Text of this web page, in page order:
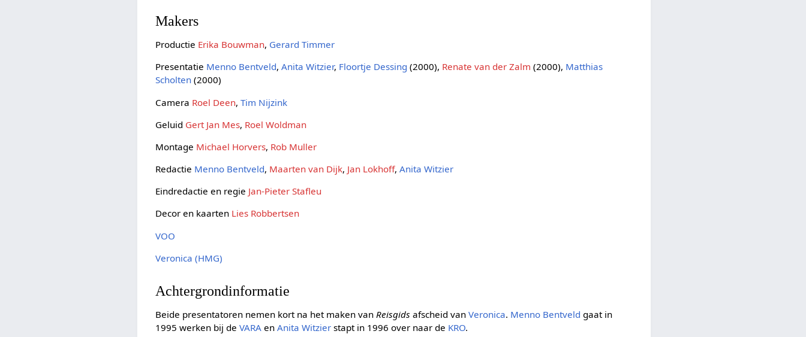
Makers
Productie Erika Bouwman, Gerard Timmer
Presentatie Menno Bentveld,Anita Witzier, Floortje Dessing (2000), Renate van der Zalm (2000), Matthias
Scholten (2000)
Camera Roel Deen,Tim Nijzink
Geluid Gert Jan Mes, Roel Woldman
Montage Michael Horvers, Rob Muller
Redactie Menno Bentveld, Maarten van Dijk, Jan Lokhoff,Anita Witzier
Eindredactie en regie Jan-Pieter Stafleu
Decor en kaarten Lies Robbertsen
VOO
Veronica (HMG)
Achtergrondinformatie
Beide presentatoren nemen kort na het maken vanReisgids afscheid vanVeronica. Menno Bentveld gaat in
1995 werken bij deVARA enAnita Witzier stapt in 1996 over naar de KRO.